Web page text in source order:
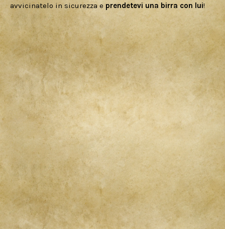
avvicinatelo in sicurezza e prendetevi una birra con lui!